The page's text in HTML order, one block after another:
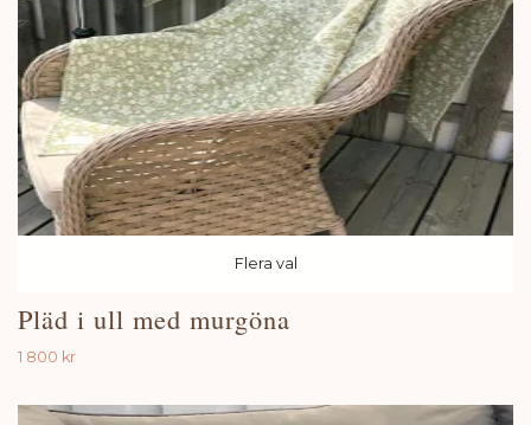
Flera val
Pläd i ull med murgöna
1 800 kr